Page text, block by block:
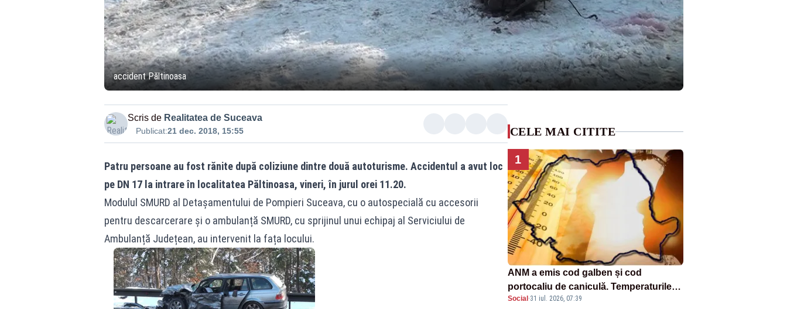
accident Păltinoasa
Scris de Realitatea de Suceava
Publicat:21 dec. 2018, 15:55
Patru persoane au fost rănite după coliziune dintre două autoturisme. Accidentul a avut loc
pe DN 17 la intrare în localitatea Păltinoasa, vineri, în jurul orei 11.20.
Modulul SMURD al Detașamentului de Pompieri Suceava, cu o autospecială cu accesorii
pentru descarcerare și o ambulanță SMURD, cu sprijinul unui echipaj al Serviciului de
Ambulanță Județean, au intervenit la fața locului.
CELE MAI CITITE
1
ANM a emis cod galben și cod
portocaliu de caniculă. Temperaturile
urcă până la 38 de grade, iar nopțile
Social ·31 iul. 2026, 07:39